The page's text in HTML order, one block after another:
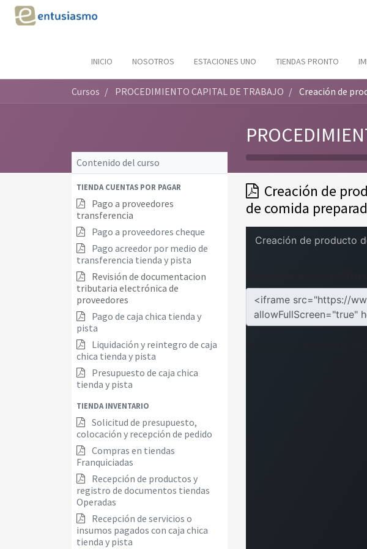
INICIO NOSOTROS ESTACIONES UNO TIENDAS PRONTO
Cursos PROCEDIMIENTO CAPITAL DE TRABAJO Creación de
Contenido del curso
TIENDA CUENTAS POR PAGAR
Pago a proveedores
transferencia
Pago a proveedores cheque
Pago acreedor por medio de
transferencia tienda y pista
Revisión de documentacion
tributaria electrónica de
proveedores
Pago de caja chica tienda y
pista
Liquidación y reintegro de caja
chica tienda y pista
Presupuesto de caja chica
tienda y pista
TIENDA INVENTARIO
Solicitud de presupuesto,
colocación y recepción de pedido
Compras en tiendas
Franquiciadas
Recepción de productos y
registro de documentos tiendas
Operadas
Recepción de servicios o
insumos pagados con caja chica
tienda y pista
Creación de
de comida